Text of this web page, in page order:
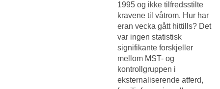
1995 og ikke tilfredsstilte
kravene til våtrom. Hur har
eran vecka gått hittills? Det
var ingen statistisk
signifikante forskjeller
mellom MST- og
kontrollgruppen i
eksternaliserende atferd,